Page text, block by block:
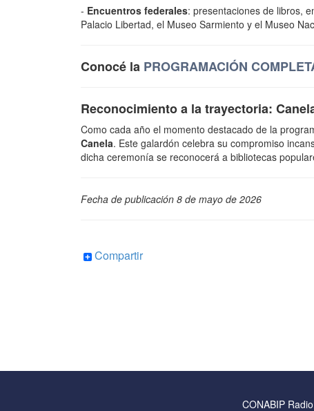
- Encuentros federales: presentaciones de libros,
Palacio Libertad, el Museo Sarmiento y el Museo
Conocé la PROGRAMACIÓN
Reconocimiento a la trayectoria:
Como cada año el momento destacado de la
Canela. Este galardón celebra su compromiso
dicha ceremonía se reconocerá a bibliotecas
Fecha de publicación 8 de mayo de 2026
Compartir
CONABIP Radio